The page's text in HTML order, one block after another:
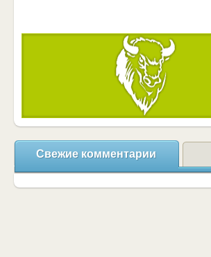
Свежие комментарии